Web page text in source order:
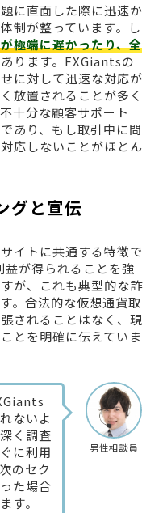
に直面した際に迅速か
制が整っています。し
極端に遅かったり、全
ります。FXGiantsの
に対して迅速な対応が
放置されることが多く
十分な顧客サポート
あり、もし取引中に問
応しないことがほとん
グと宣伝
イトに共通する特徴で
が得られることを強
が、これも典型的な詐
。合法的な仮想通貨取
されることはなく、現
とを明確に伝えていま
男性相談員
ないよ
く調査
に利用
のセク
た場合
す。